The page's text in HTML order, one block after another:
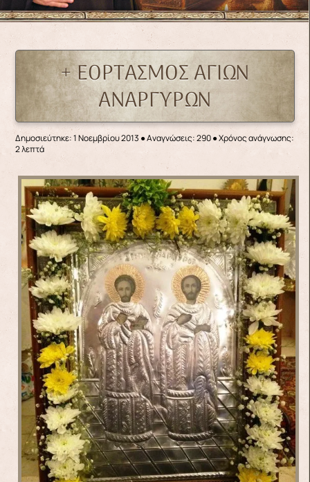
+ ΕΟΡΤΑΣΜΟΣ ΑΓΙΩΝ
ΑΝΑΡΓΥΡΩΝ
Δημοσιεύτηκε: 1 Νοεμβρίου 2013 ●Αναγνώσεις: 290● Χρόνος ανάγνωσης:
2 λεπτά